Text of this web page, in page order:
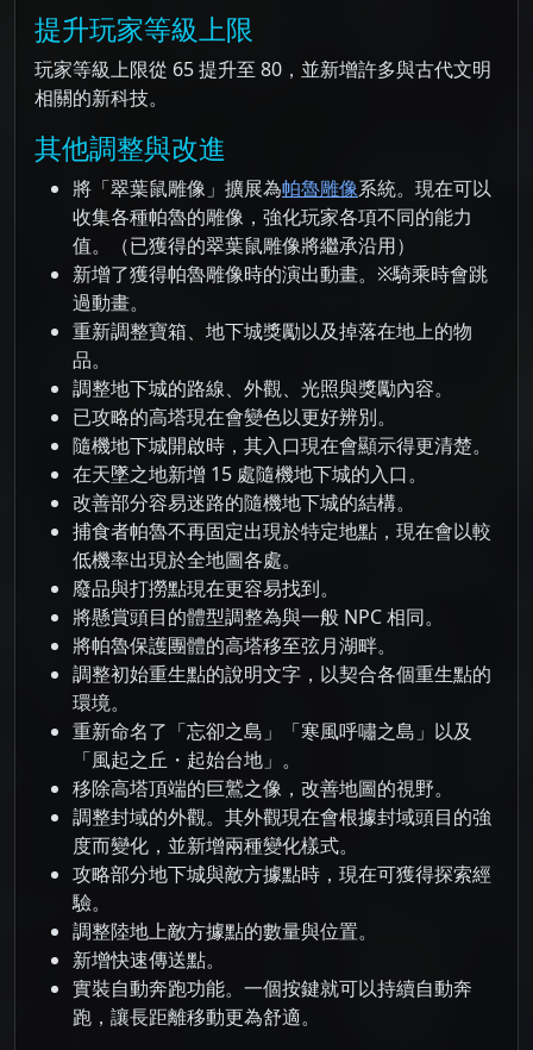
提升玩家等級上限
玩家等級上限從 65 提升至 80，並新增許多與古代文明
相關的新科技。
其他調整與改進
將「翠葉鼠雕像」擴展為帕魯雕像系統。現在可以
收集各種帕魯的雕像，強化玩家各項不同的能力
值。（已獲得的翠葉鼠雕像將繼承沿用）
新增了獲得帕魯雕像時的演出動畫。※騎乘時會跳
過動畫。
重新調整寶箱、地下城獎勵以及掉落在地上的物
品。
調整地下城的路線、外觀、光照與獎勵內容。
已攻略的高塔現在會變色以更好辨別。
隨機地下城開啟時，其入口現在會顯示得更清楚。
在天墜之地新增 15 處隨機地下城的入口。
改善部分容易迷路的隨機地下城的結構。
捕食者帕魯不再固定出現於特定地點，現在會以較
低機率出現於全地圖各處。
廢品與打撈點現在更容易找到。
將懸賞頭目的體型調整為與一般 NPC 相同。
將帕魯保護團體的高塔移至弦月湖畔。
調整初始重生點的說明文字，以契合各個重生點的
環境。
重新命名了「忘卻之島」「寒風呼嘯之島」以及
「風起之丘・起始台地」。
移除高塔頂端的巨鷲之像，改善地圖的視野。
調整封域的外觀。其外觀現在會根據封域頭目的強
度而變化，並新增兩種變化樣式。
攻略部分地下城與敵方據點時，現在可獲得探索經
驗。
調整陸地上敵方據點的數量與位置。
新增快速傳送點。
實裝自動奔跑功能。一個按鍵就可以持續自動奔
跑，讓長距離移動更為舒適。